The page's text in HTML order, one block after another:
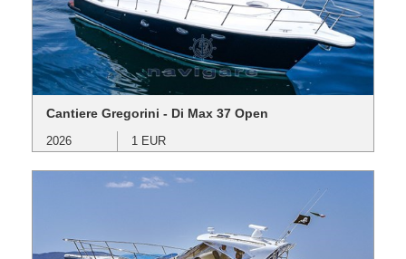
Cantiere Gregorini - Di Max 37 Open
2026 1 EUR